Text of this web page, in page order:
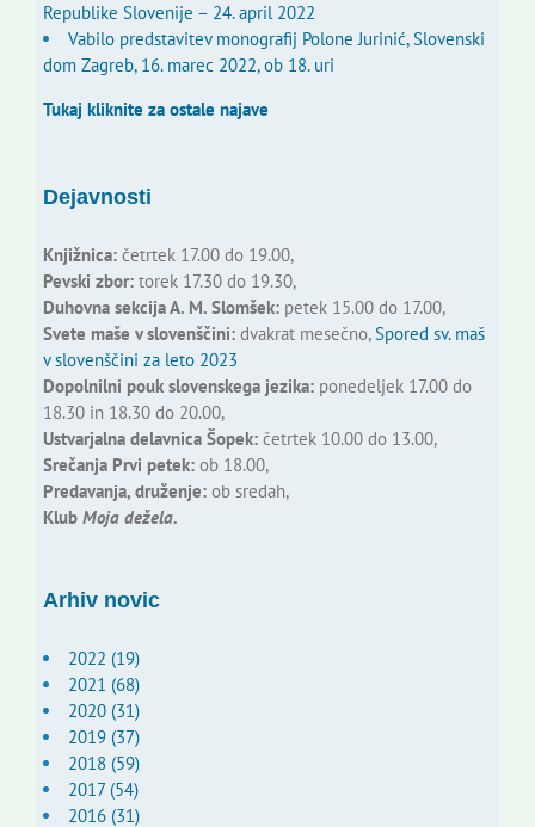
Republike Slovenije – 24. april 2022
Vabilo predstavitev monografij Polone Jurinić, Slovenski
dom Zagreb, 16. marec 2022, ob 18. uri
Tukaj kliknite za ostale najave
Dejavnosti
Knjižnica:četrtek 17.00 do 19.00,
Pevski zbor:torek 17.30 do 19.30,
Duhovna sekcija A. M. Slomšek:petek 15.00 do 17.00,
Svete maše v slovenščini:dvakrat mesečno,Spored sv. maš
v slovenščini za leto 2023
Dopolnilni pouk slovenskega jezika:ponedeljek 17.00 do
18.30 in 18.30 do 20.00,
Ustvarjalna delavnica Šopek:četrtek 10.00 do 13.00,
Srečanja Prvi petek:ob 18.00,
Predavanja, druženje:ob sredah,
Klub Moja dežela.
Arhiv novic
2022 (19)
2021 (68)
2020 (31)
2019 (37)
2018 (59)
2017 (54)
2016 (31)